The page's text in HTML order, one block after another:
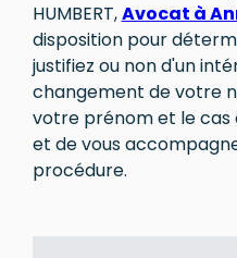
HUMBERT,Avocat à
disposition pour
justifiez ou non d'un
changement de votre
votre prénom et le cas
et de vous
procédure.